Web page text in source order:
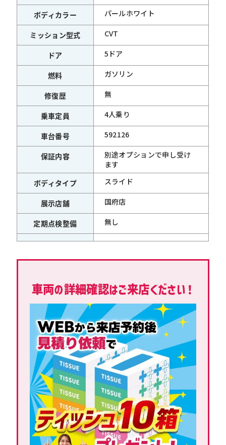
ボディカラー パールホワイト
ミッション型式 CVT
ドア 5ドア
燃料 ガソリン
修復歴 無
乗車定員 4人乗り
車台番号 592126
保証内容
別途オプションで申し受け
ます
ボディタイプ
スライド
展示店舗 国府店
定期点検整備 無し
車両の詳細確認はご来店ください！